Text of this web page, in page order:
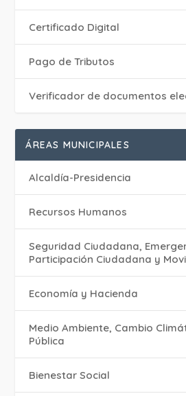
Certificado Digital
Pago de Tributos
Verificador de documentos
ÁREAS MUNICIPALES
Alcaldía-Presidencia
Recursos Humanos
Seguridad Ciudadana,
Participación Ciudadana y
Economía y Hacienda
Medio Ambiente, Cambio
Pública
Bienestar Social